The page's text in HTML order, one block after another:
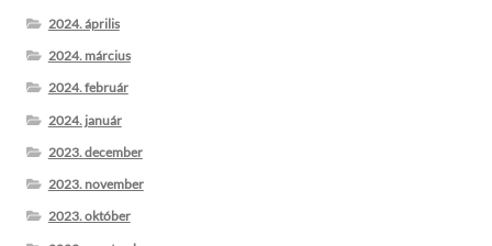
2024. április
2024. március
2024. február
2024. január
2023. december
2023. november
2023. október